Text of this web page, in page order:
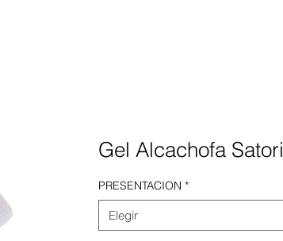
Gel Alcachofa Satori
PRESENTACION *
Elegir